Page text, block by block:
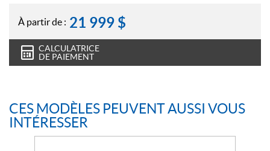
À partir de : 21 999 $
CALCULATRICE
DE PAIEMENT
CES MODÈLES PEUVENT AUSSI VOUS
INTÉRESSER